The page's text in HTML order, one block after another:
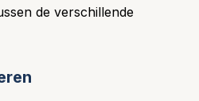
de verschillende